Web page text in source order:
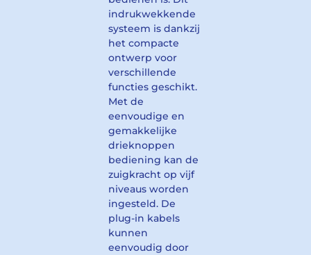
indrukwekkende
systeem is dankzij
het compacte
ontwerp voor
verschillende
functies geschikt.
Met de
eenvoudige en
gemakkelijke
drieknoppen
bediening kan de
zuigkracht op vijf
niveaus worden
ingesteld. De
plug-in kabels
kunnen
eenvoudig door